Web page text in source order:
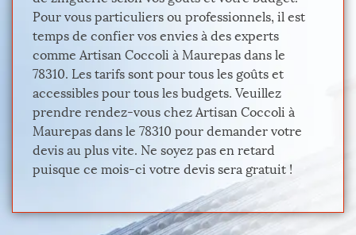
Pour vous particuliers ou professionnels, il est
temps de confier vos envies à des experts
comme Artisan Coccoli à Maurepas dans le
78310. Les tarifs sont pour tous les goûts et
accessibles pour tous les budgets. Veuillez
prendre rendez-vous chez Artisan Coccoli à
Maurepas dans le 78310 pour demander votre
devis au plus vite. Ne soyez pas en retard
puisque ce mois-ci votre devis sera gratuit !